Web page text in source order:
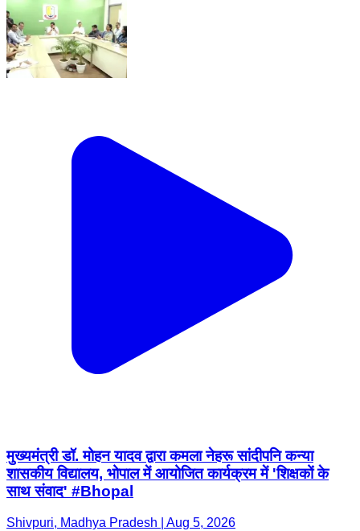
मुख्यमंत्री डॉ. मोहन यादव द्वारा कमला नेहरू सांदीपनि कन्या
शासकीय विद्यालय, भोपाल में आयोजित कार्यक्रम में 'शिक्षकों के
साथ संवाद' #Bhopal
Shivpuri, Madhya Pradesh | Aug 5, 2026